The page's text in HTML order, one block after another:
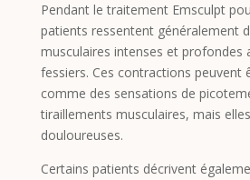
Pendant le traitement Emsculpt
patients ressentent généralement
musculaires intenses et profondes
fessiers. Ces contractions peuvent
comme des sensations de
tiraillements musculaires, mais
douloureuses.
Certains patients décrivent